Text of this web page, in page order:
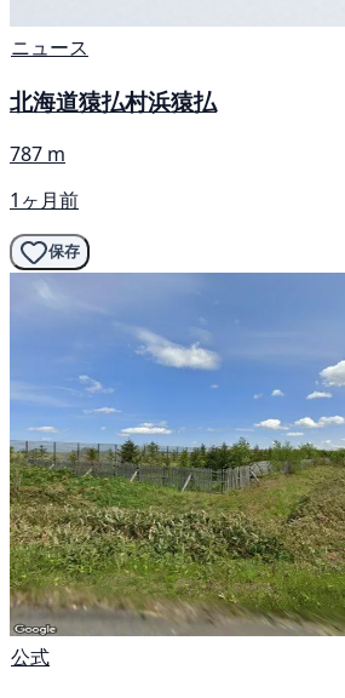
ニュース
北海道猿払村浜猿払
787 m
1ヶ月前
保存
公式